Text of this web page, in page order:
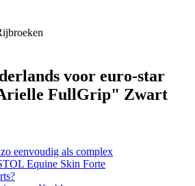
voor euro-star
FullGrip" Zwart
eenvoudig als complex
Equine Skin Forte